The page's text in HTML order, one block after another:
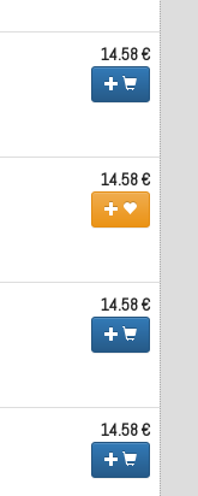
14.58 €
14.58 €
14.58 €
14.58 €